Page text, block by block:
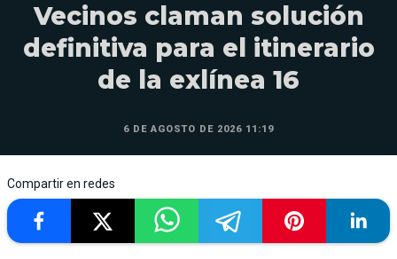
Vecinos claman solución
definitiva para el itinerario
de la exlínea 16
6 DE AGOSTO DE 2026 11:19
Compartir en redes